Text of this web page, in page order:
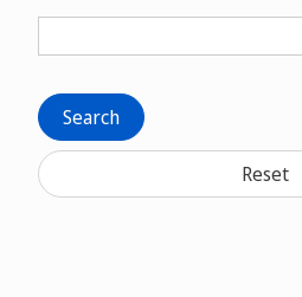
Search
Reset